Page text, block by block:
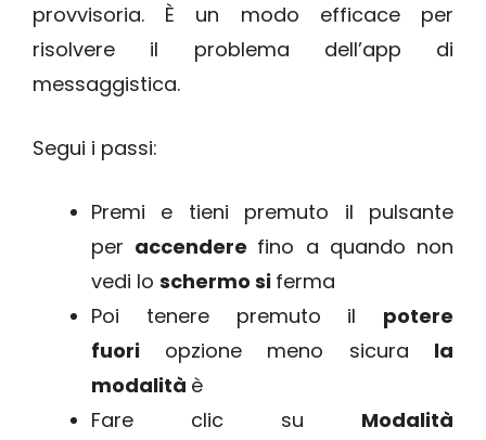
provvisoria. È un modo efficace per
risolvere il problema dell’app di
messaggistica.
Segui i passi:
Premi e tieni premuto il pulsante
per accendere fino a quando non
vedi lo schermo si ferma
Poi tenere premuto il potere
fuori opzione meno sicura la
modalità è
Fare clic su Modalità